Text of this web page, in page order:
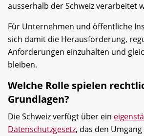
ausserhalb der Schweiz verarbeitet
Für Unternehmen und öffentliche
sich damit die Herausforderung,
Anforderungen einzuhalten und
bleiben.
Welche Rolle spielen
Grundlagen?
Die Schweiz verfügt über ein
Datenschutzgesetz, das den